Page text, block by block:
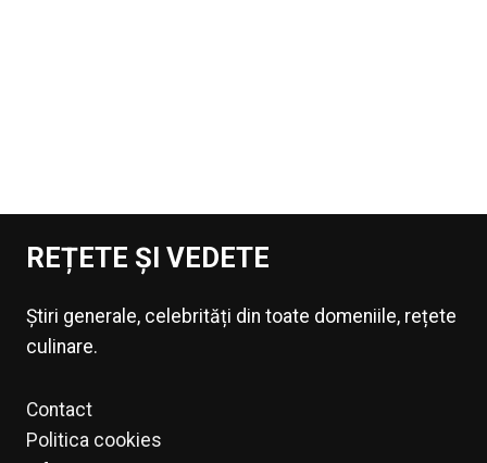
REȚETE ȘI VEDETE
Știri generale, celebrități din toate domeniile, rețete
culinare.
Contact
Politica cookies